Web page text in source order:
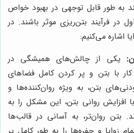
به طور قابل توجهی در بهبود خواص
در فرآیند بتن‌ریزی موثر باشند. در
اشاره می‌کنیم:
یکی از چالش‌های همیشگی در
کار با بتن و پر کردن کامل فضاهای
بتن، به ویژه روان‌کننده‌ها و
افزایش روانی بتن، این مشکل را به
بتن روان‌تر، به آسانی در قالب‌ها